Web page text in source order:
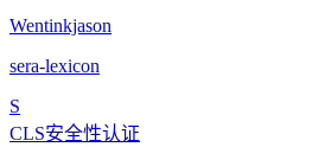
Wentinkjason
sera-lexicon
S
CLS安全性认证